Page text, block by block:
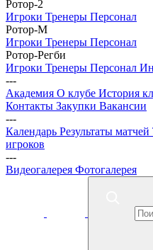
Ротор-2
Игроки Тренеры Персонал
Ротор-М
Игроки Тренеры Персонал
Ротор-Регби
Игроки Тренеры Персонал
---
Академия О клубе История
Контакты Закупки Вакансии
---
Календарь Результаты матчей
игроков
---
Видеогалерея Фотогалерея